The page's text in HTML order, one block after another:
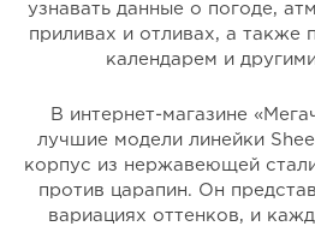
узнавать данные о погоде,
приливах и отливах, а также
календарем и
В интернет-магазине
лучшие модели линейки
корпус из нержавеющей
против царапин. Он
вариациях оттенков, и